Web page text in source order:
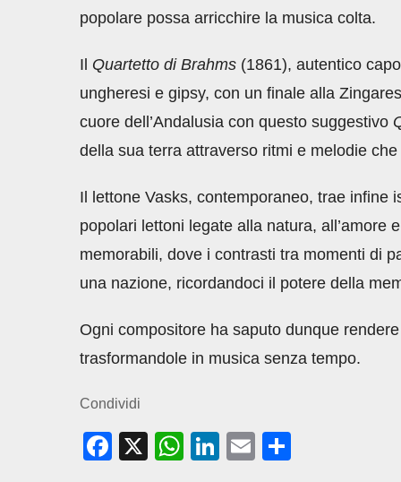
popolare possa arricchire la musica colta.
Il Quartetto di Brahms (1861), autentico
ungheresi e gipsy, con un finale alla
cuore dell’Andalusia con questo suggestivo
della sua terra attraverso ritmi e melodie
Il lettone Vasks, contemporaneo, trae infine
popolari lettoni legate alla natura, all’amore
memorabili, dove i contrasti tra momenti di
una nazione, ricordandoci il potere della
Ogni compositore ha saputo dunque
trasformandole in musica senza tempo.
Condividi
F
X
W
Li
E